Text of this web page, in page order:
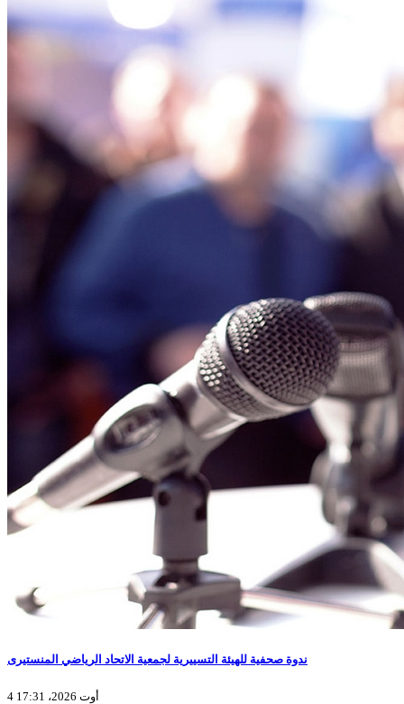
ندوة صحفية للهيئة التسييرية لجمعية الاتحاد الرياضي المنستيرى
4 أوت 2026، 17:31